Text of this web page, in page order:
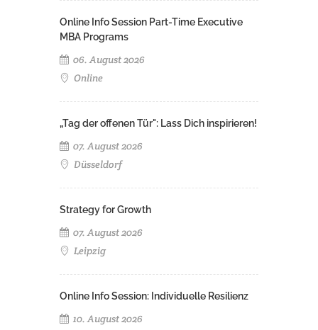
Online Info Session Part-Time Executive
MBA Programs
06. August 2026
Online
„Tag der offenen Tür": Lass Dich inspirieren!
07. August 2026
Düsseldorf
Strategy for Growth
07. August 2026
Leipzig
Online Info Session: Individuelle Resilienz
10. August 2026